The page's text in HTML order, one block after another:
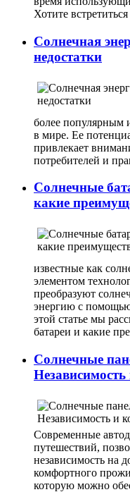
Хотите
Солнечная
недостатки
более популярным
в мире. Ее
привлекает
потребителей и
Солнечные
какие
известные как
элементом
преобразуют
энергию с помощью
этой статье мы
батареи и какие
Солнечные
Современные
путешествий,
независимость на
комфортного
которую можно